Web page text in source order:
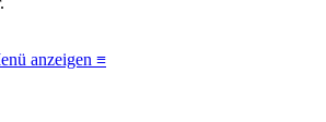
anzeigen ≡